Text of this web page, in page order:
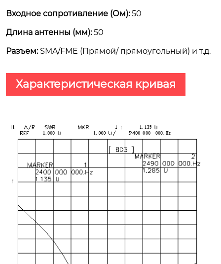
Входное сопротивление (Ом):50
Длина антенны (мм):50
Разъем:SMA/FME (Прямой/ прямоугольный) и т.д.
Характеристическая кривая